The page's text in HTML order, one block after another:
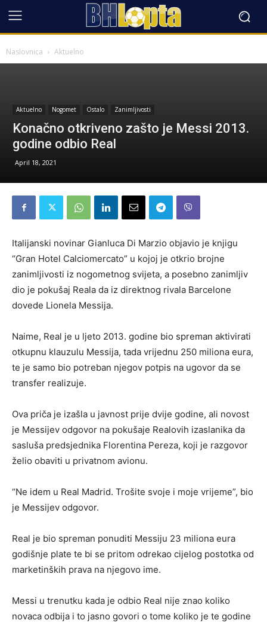
Naslovnica Aktuelno
Aktuelno Nogomet Ostalo Zanimljivosti
Konačno otkriveno zašto je Messi 2013.
godine odbio Real
April 18, 2021
Italijanski novinar Gianluca Di Marzio objavio je knjigu
“Gran Hotel Calciomercato” u kojoj je otkrio brojne
zanimljivosti iz nogometnog svijeta, a posebno zanimljiv
dio je pokušaj Reala da iz direktnog rivala Barcelone
dovede Lionela Messija.
Naime, Real je u ljeto 2013. godine bio spreman aktivirati
otkupnu klauzulu Messija, tada vrijednu 250 miliona eura,
te je samo bio potreban njegov potpis na ugovor da se
transfer realizuje.
Ova priča je izašla u javnost prije dvije godine, ali novost
je Messijev odgovor na pokušaje Realovih izaslanika da
sasluša predsjednika Florentina Pereza, koji je razgovor
želio obaviti u privatnom avionu.
“Ne idem u Real Madrid. Trošite svoje i moje vrijeme”, bio
je Messijev odgovor.
Real je bio spreman ponuditi Messiju 23 miliona eura
godišnje plate te bi se pritom odrekao cijelog postotka od
marketinških prava na njegovo ime.
Messi u trenutku kada je odbio Real nije znao koliko
novaca odbija i to jasno govori o tome koliko je te godine